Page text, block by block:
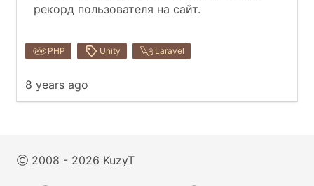
рекорд пользователя на сайт.
PHP Unity Laravel
8 years ago
2008 - 2026 KuzyT